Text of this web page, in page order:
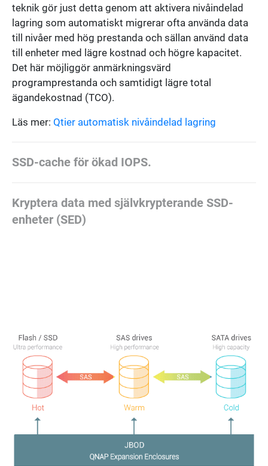
teknik gör just detta genom att aktivera nivåindelad
lagring som automatiskt migrerar ofta använda data
till nivåer med hög prestanda och sällan använd data
till enheter med lägre kostnad och högre kapacitet.
Det här möjliggör anmärkningsvärd
programprestanda och samtidigt lägre total
ägandekostnad (TCO).
Läs mer: Qtier automatisk nivåindelad lagring
SSD-cache för ökad IOPS.
Kryptera data med självkrypterande SSD-
enheter (SED)